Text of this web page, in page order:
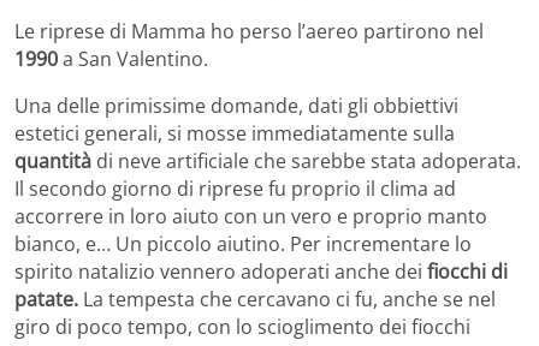
Le riprese di Mamma ho perso l’aereo partirono nel
1990a San Valentino.
Una delle primissime domande, dati gli obbiettivi
estetici generali, si mosse immediatamente sulla
quantità di neve artificiale che sarebbe stata adoperata.
Il secondo giorno di riprese fu proprio il clima ad
accorrere in loro aiuto con un vero e proprio manto
bianco, e… Un piccolo aiutino. Per incrementare lo
spirito natalizio vennero adoperati anche dei fiocchi di
patate. La tempesta che cercavano ci fu, anche se nel
giro di poco tempo, con lo scioglimento dei fiocchi